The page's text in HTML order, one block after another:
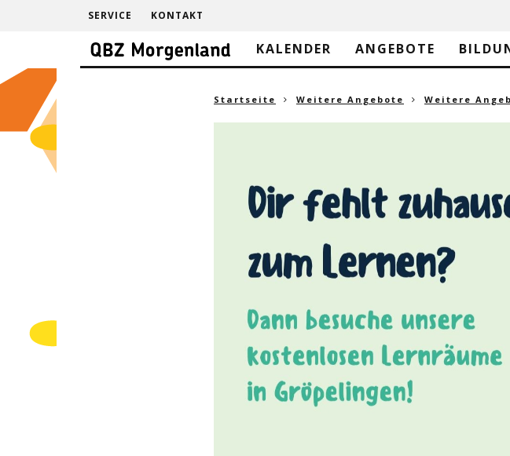
SERVICE KONTAKT
KALENDER ANGEBOTE
Startseite Weitere Angebote Weitere